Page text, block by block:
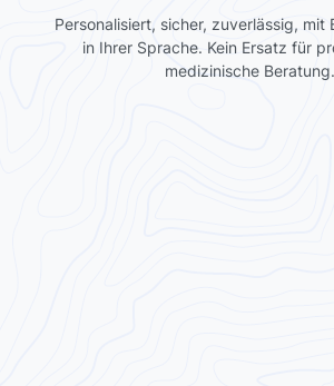
Personalisiert, sicher, zuverlässig, mit
in Ihrer Sprache. Kein Ersatz für
medizinische Beratung.